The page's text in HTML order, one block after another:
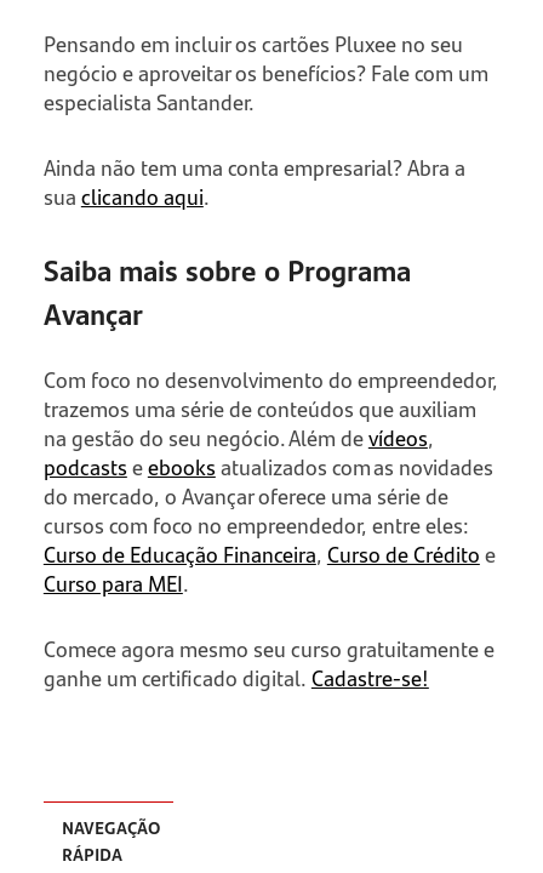
Pensando em incluir os cartões Pluxee no seu
negócio e aproveitar os benefícios? Fale com um
especialista Santander.
Ainda não tem uma conta empresarial? Abra a
suaclicando aqui.
Saiba mais sobre o Programa
Avançar
Com foco no desenvolvimento do empreendedor,
trazemos uma série de conteúdos que auxiliam
na gestão do seu negócio. Além devídeos,
podcastseebooksatualizados com as novidades
do mercado, o Avançar oferece uma série de
cursos com foco no empreendedor, entre eles:
Curso de Educação Financeira, Curso de Créditoe
Curso para MEI.
Comece agora mesmo seu curso gratuitamente e
ganhe um certificado digital.Cadastre-se!
NAVEGAÇÃO
RÁPIDA